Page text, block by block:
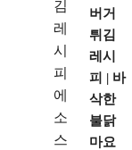
버거
튀김
레시
피 | 바
삭한
불닭
마요